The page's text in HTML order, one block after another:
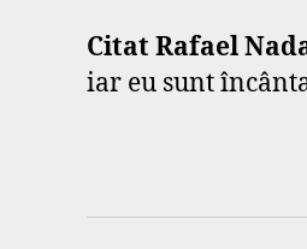
Citat Rafael
iar eu sunt